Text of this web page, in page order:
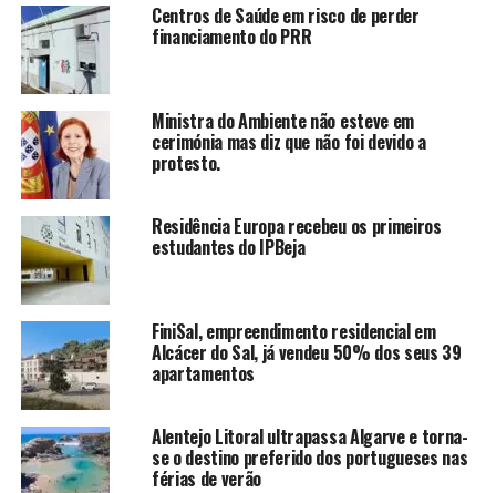
Centros de Saúde em risco de perder
financiamento do PRR
Ministra do Ambiente não esteve em
cerimónia mas diz que não foi devido a
protesto.
Residência Europa recebeu os primeiros
estudantes do IPBeja
FiniSal, empreendimento residencial em
Alcácer do Sal, já vendeu 50% dos seus 39
apartamentos
Alentejo Litoral ultrapassa Algarve e torna-
se o destino preferido dos portugueses nas
férias de verão